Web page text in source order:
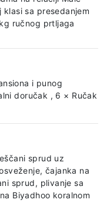
klasi sa presedanjem
ručnog prtljaga
i punog
doručak , 6 × Ručak
sprud uz
čajanka na
sprud, plivanje sa
Biyadhoo koralnom